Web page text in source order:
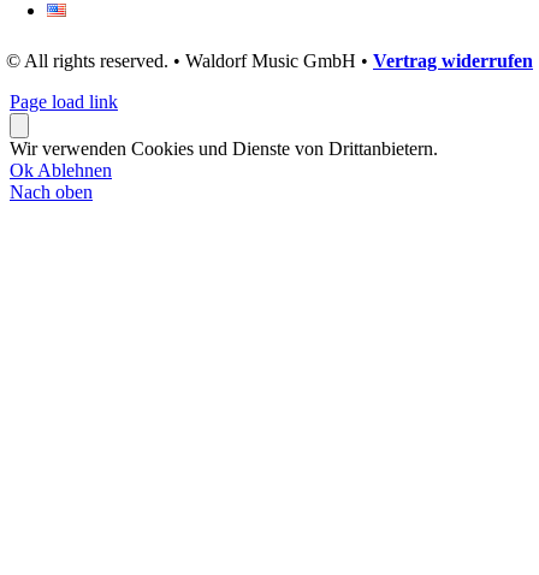
© All rights reserved. • Waldorf Music GmbH • Vertrag widerrufen
Page load link
Wir verwenden Cookies und Dienste von Drittanbietern.
Ok Ablehnen
Nach oben